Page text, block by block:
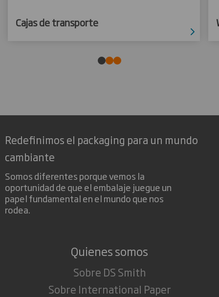
Cajas de transporte
Redefinimos el packaging para un mundo
cambiante
Somos diferentes porque vemos la
oportunidad de que el embalaje juegue un
papel fundamental en el mundo que nos
rodea.
Quienes somos
Sobre DS Smith
Sobre International Paper